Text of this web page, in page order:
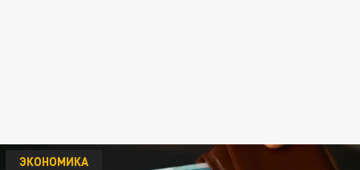
ЭКОНОМИКА